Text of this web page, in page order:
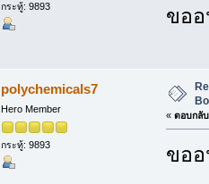
กระทู้: 9893 ขอ
polychemicals7
Hero Member
กระทู้: 9893
« ตอบกลั
ขอ